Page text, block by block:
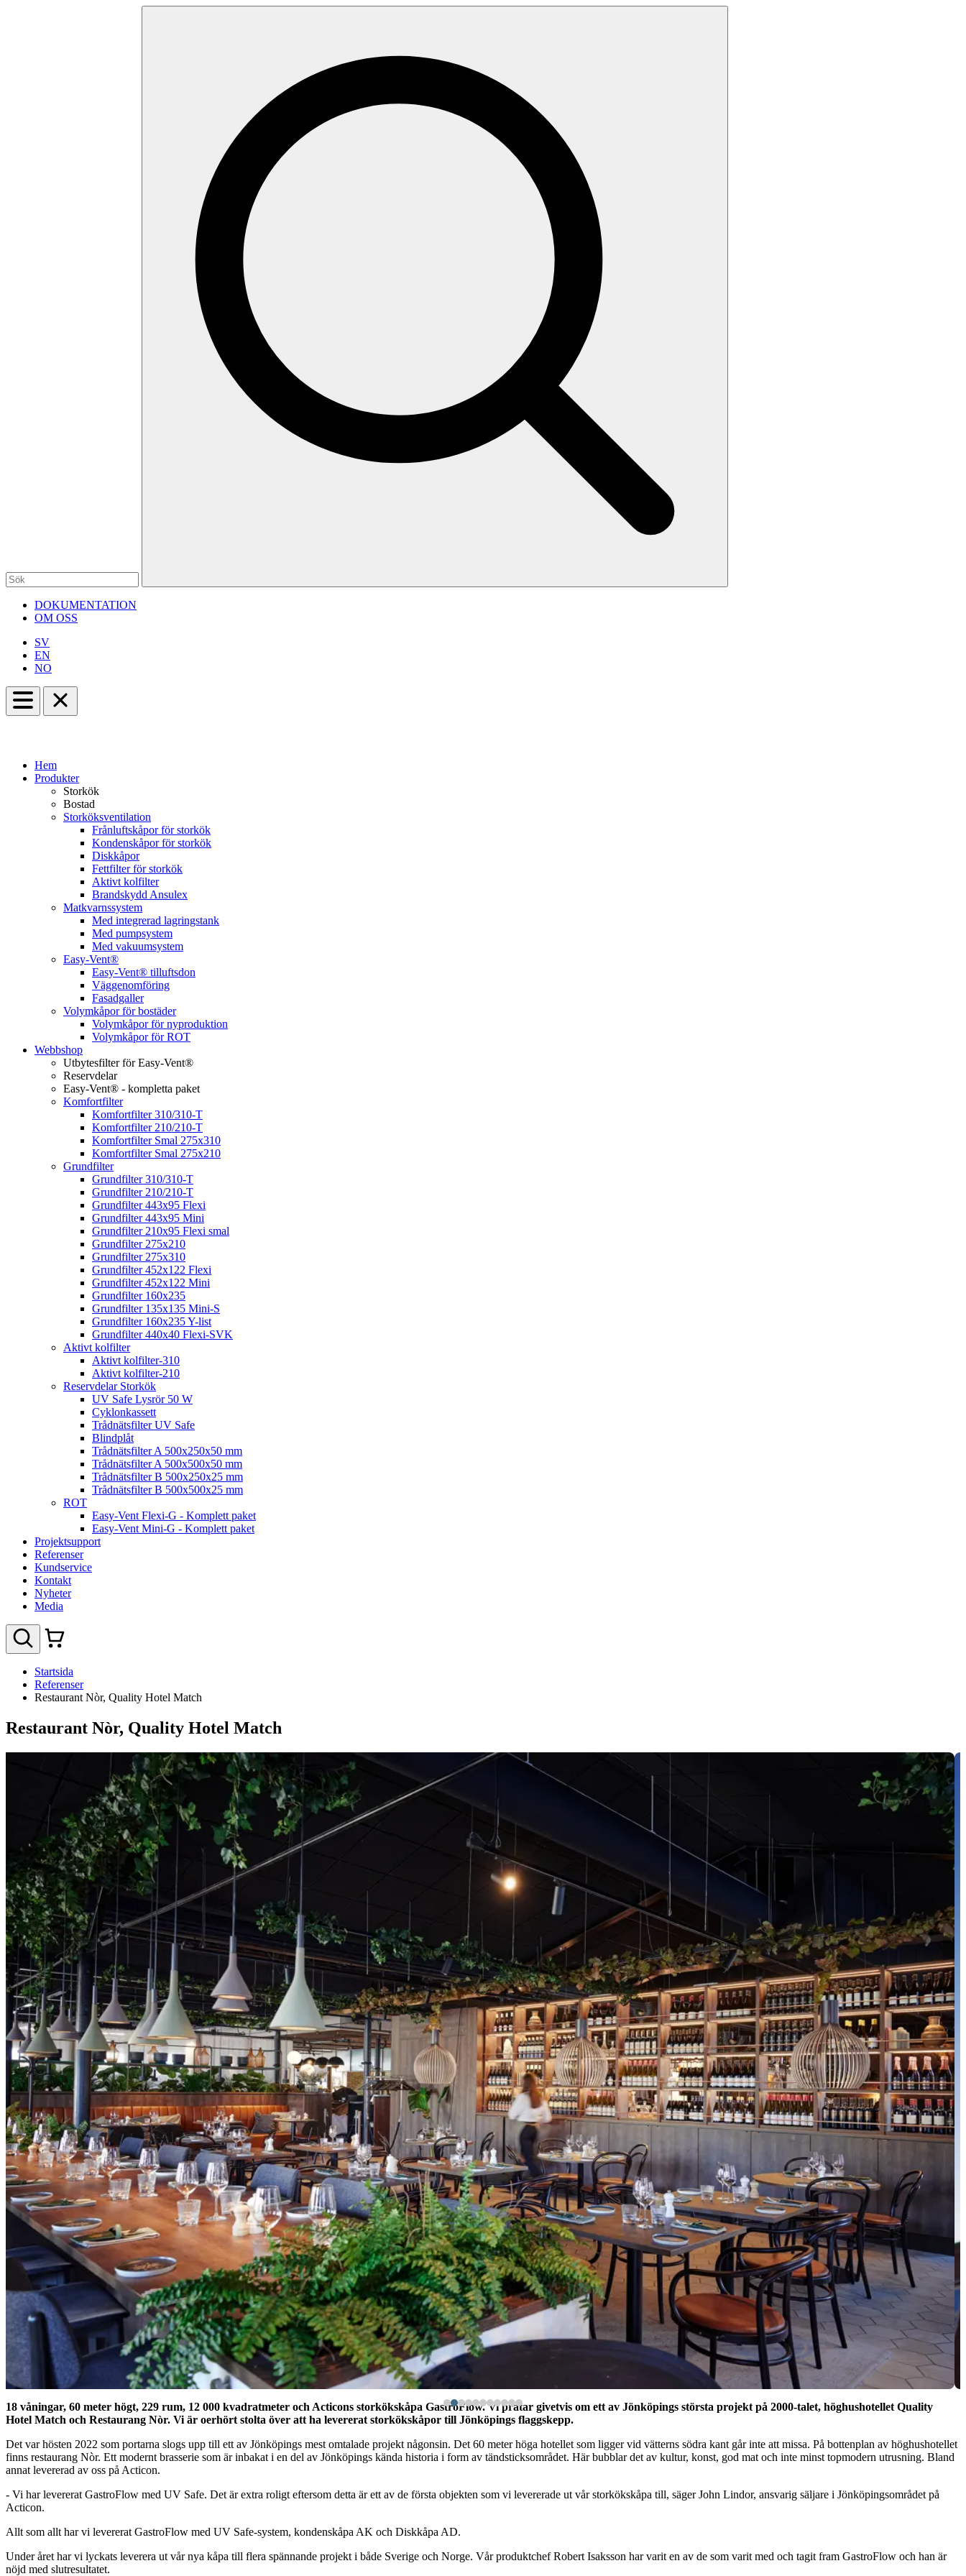
DOKUMENTATION
OM OSS
SV
EN
NO
Hem
Produkter
Storkök
Bostad
Storköksventilation
Frånluftskåpor för storkök
Kondenskåpor för storkök
Diskkåpor
Fettfilter för storkök
Aktivt kolfilter
Brandskydd Ansulex
Matkvarnssystem
Med integrerad lagringstank
Med pumpsystem
Med vakuumsystem
Easy-Vent®
Easy-Vent® tilluftsdon
Väggenomföring
Fasadgaller
Volymkåpor för bostäder
Volymkåpor för nyproduktion
Volymkåpor för ROT
Webbshop
Utbytesfilter för Easy-Vent®
Reservdelar
Easy-Vent® - kompletta paket
Komfortfilter
Komfortfilter 310/310-T
Komfortfilter 210/210-T
Komfortfilter Smal 275x310
Komfortfilter Smal 275x210
Grundfilter
Grundfilter 310/310-T
Grundfilter 210/210-T
Grundfilter 443x95 Flexi
Grundfilter 443x95 Mini
Grundfilter 210x95 Flexi smal
Grundfilter 275x210
Grundfilter 275x310
Grundfilter 452x122 Flexi
Grundfilter 452x122 Mini
Grundfilter 160x235
Grundfilter 135x135 Mini-S
Grundfilter 160x235 Y-list
Grundfilter 440x40 Flexi-SVK
Aktivt kolfilter
Aktivt kolfilter-310
Aktivt kolfilter-210
Reservdelar Storkök
UV Safe Lysrör 50 W
Cyklonkassett
Trådnätsfilter UV Safe
Blindplåt
Trådnätsfilter A 500x250x50 mm
Trådnätsfilter A 500x500x50 mm
Trådnätsfilter B 500x250x25 mm
Trådnätsfilter B 500x500x25 mm
ROT
Easy-Vent Flexi-G - Komplett paket
Easy-Vent Mini-G - Komplett paket
Projektsupport
Referenser
Kundservice
Kontakt
Nyheter
Media
Startsida
Referenser
Restaurant Nòr, Quality Hotel Match
Restaurant Nòr, Quality Hotel Match
18 våningar, 60 meter högt, 229 rum, 12 000 kvadratmeter och Acticons storkökskåpa GastroFlow. Vi pratar givetvis om ett av Jönköpings största projekt på 2000-talet, höghushotellet Quality
Hotel Match och Restaurang Nòr. Vi är oerhört stolta över att ha levererat storkökskåpor till Jönköpings flaggskepp.
Det var hösten 2022 som portarna slogs upp till ett av Jönköpings mest omtalade projekt någonsin. Det 60 meter höga hotellet som ligger vid vätterns södra kant går inte att missa. På bottenplan av höghushotellet
finns restaurang Nòr. Ett modernt brasserie som är inbakat i en del av Jönköpings kända historia i form av tändsticksområdet. Här bubblar det av kultur, konst, god mat och inte minst topmodern utrusning. Bland
annat levererad av oss på Acticon.
- Vi har levererat GastroFlow med UV Safe. Det är extra roligt eftersom detta är ett av de första objekten som vi levererade ut vår storkökskåpa till, säger John Lindor, ansvarig säljare i Jönköpingsområdet på
Acticon.
Allt som allt har vi levererat GastroFlow med UV Safe-system, kondenskåpa AK och Diskkåpa AD.
Under året har vi lyckats leverera ut vår nya kåpa till flera spännande projekt i både Sverige och Norge. Vår produktchef Robert Isaksson har varit en av de som varit med och tagit fram GastroFlow och han är
nöjd med slutresultatet.